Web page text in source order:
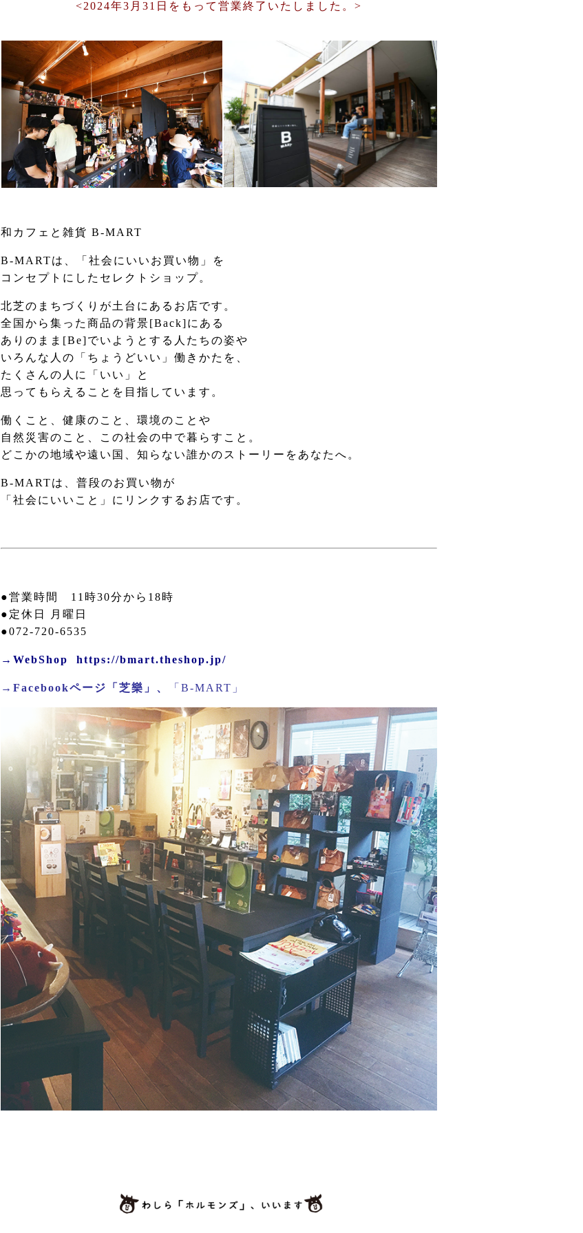
<2024年3月31日をもって営業終了いたしました。>
和カフェと雑貨 B-MART
B-MARTは、「社会にいいお買い物」を
コンセプトにしたセレクトショップ。
北芝のまちづくりが土台にあるお店です。
全国から集った商品の背景[Back]にある
ありのまま[Be]でいようとする人たちの姿や
いろんな人の「ちょうどいい」働きかたを、
たくさんの人に「いい」と
思ってもらえることを目指しています。
働くこと、健康のこと、環境のことや
自然災害のこと、この社会の中で暮らすこと。
どこかの地域や遠い国、知らない誰かのストーリーをあなたへ。
B-MARTは、普段のお買い物が
「社会にいいこと」にリンクするお店です。
●営業時間 11時30分から18時
●定休日 月曜日
●072-720-6535
→WebShop https://bmart.theshop.jp/
→Facebookページ「芝樂」 、 「B-MART」